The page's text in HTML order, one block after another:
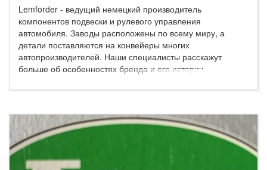
Lemforder - ведущий немецкий производитель
компонентов подвески и рулевого управления
автомобиля. Заводы расположены по всему миру, а
детали поставляются на конвейеры многих
автопроизводителей. Наши специалисты расскажут
больше об особенностях бренда и его истории.